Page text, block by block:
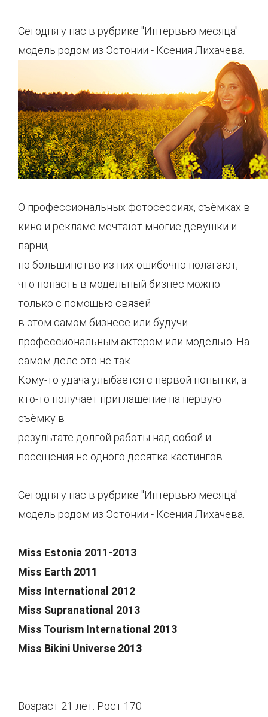
Сегодня у нас в рубрике "Интервью месяца"
модель родом из Эстонии - Ксения Лихачева.
О профессиональных фотосессиях, съёмках в
кино и рекламе мечтают многие девушки и
парни,
но большинство из них ошибочно полагают,
что попасть в модельный бизнес можно
только с помощью связей
в этом самом бизнесе или будучи
профессиональным актёром или моделью. На
самом деле это не так.
Кому-то удача улыбается с первой попытки, а
кто-то получает приглашение на первую
съёмку в
результате долгой работы над собой и
посещения не одного десятка кастингов.
Сегодня у нас в рубрике "Интервью месяца"
модель родом из Эстонии - Ксения Лихачева.
Miss Estonia 2011-2013
Miss Earth 2011
Miss International 2012
Miss Supranational 2013
Miss Tourism International 2013
Miss Bikini Universe 2013
Возраст 21 лет. Рост 170